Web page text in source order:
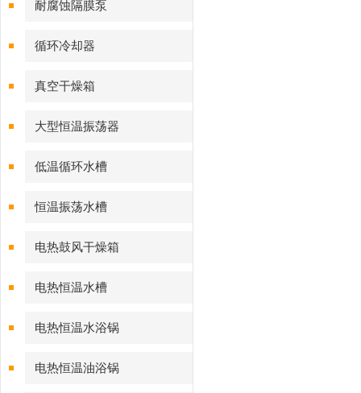
耐腐蚀隔膜泵
循环冷却器
真空干燥箱
大型恒温振荡器
低温循环水槽
恒温振荡水槽
电热鼓风干燥箱
电热恒温水槽
电热恒温水浴锅
电热恒温油浴锅